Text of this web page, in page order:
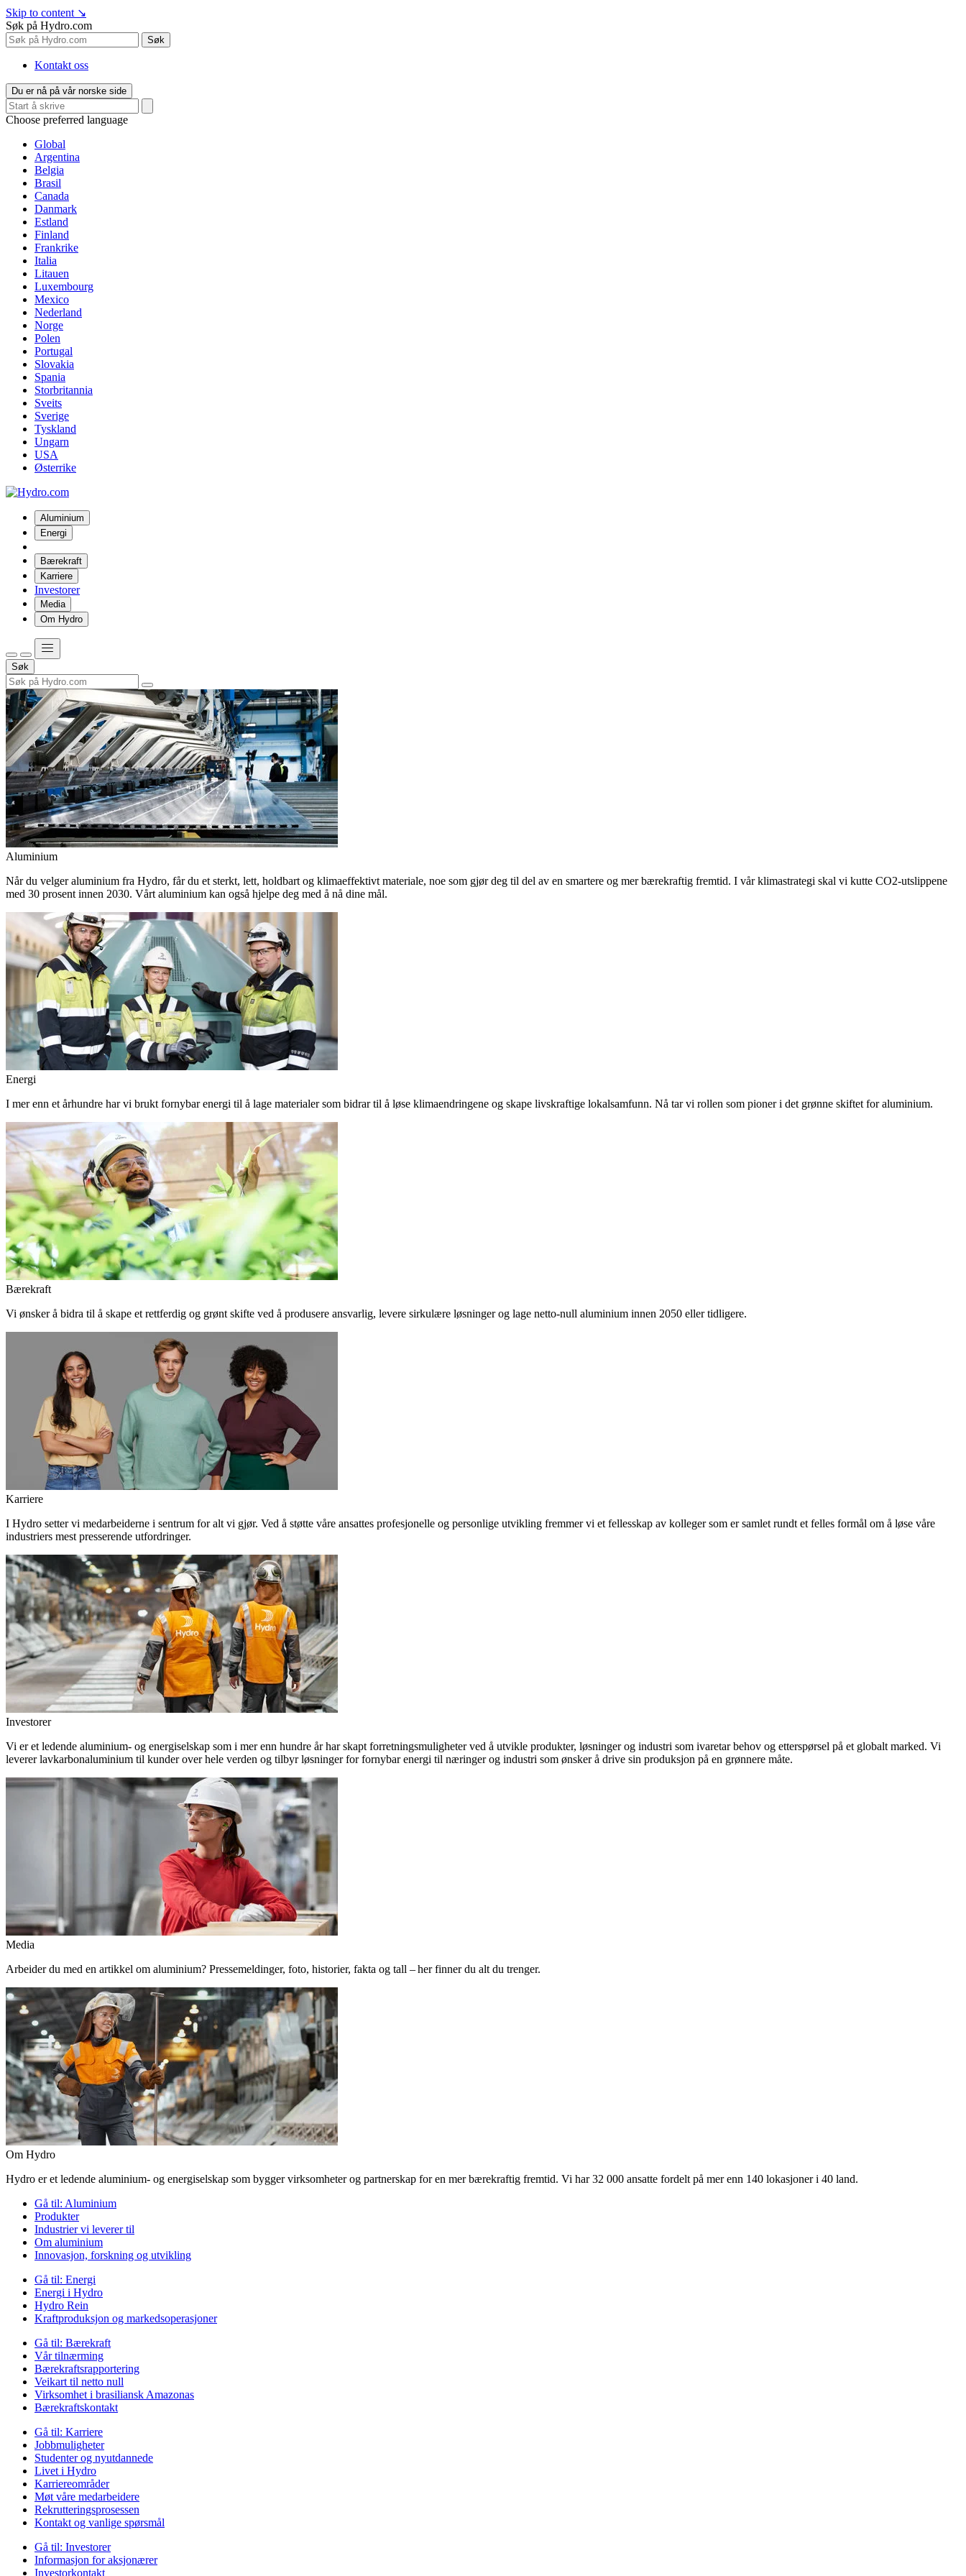
Skip to content ↘
Søk på Hydro.com
Søk
Kontakt oss
Du er nå på vår norske side
Choose preferred language
Global
Argentina
Belgia
Brasil
Canada
Danmark
Estland
Finland
Frankrike
Italia
Litauen
Luxembourg
Mexico
Nederland
Norge
Polen
Portugal
Slovakia
Spania
Storbritannia
Sveits
Sverige
Tyskland
Ungarn
USA
Østerrike
Aluminium
Energi
Bærekraft
Karriere
Investorer
Media
Om Hydro
Søk
Aluminium
Når du velger aluminium fra Hydro, får du et sterkt, lett, holdbart og klimaeffektivt materiale, noe som gjør deg til del av en smartere og mer bærekraftig fremtid. I vår klimastrategi skal vi kutte CO2-utslippene
med 30 prosent innen 2030. Vårt aluminium kan også hjelpe deg med å nå dine mål.
Energi
I mer enn et århundre har vi brukt fornybar energi til å lage materialer som bidrar til å løse klimaendringene og skape livskraftige lokalsamfunn. Nå tar vi rollen som pioner i det grønne skiftet for aluminium.
Bærekraft
Vi ønsker å bidra til å skape et rettferdig og grønt skifte ved å produsere ansvarlig, levere sirkulære løsninger og lage netto-null aluminium innen 2050 eller tidligere.
Karriere
I Hydro setter vi medarbeiderne i sentrum for alt vi gjør. Ved å støtte våre ansattes profesjonelle og personlige utvikling fremmer vi et fellesskap av kolleger som er samlet rundt et felles formål om å løse våre
industriers mest presserende utfordringer.
Investorer
Vi er et ledende aluminium- og energiselskap som i mer enn hundre år har skapt forretningsmuligheter ved å utvikle produkter, løsninger og industri som ivaretar behov og etterspørsel på et globalt marked. Vi
leverer lavkarbonaluminium til kunder over hele verden og tilbyr løsninger for fornybar energi til næringer og industri som ønsker å drive sin produksjon på en grønnere måte.
Media
Arbeider du med en artikkel om aluminium? Pressemeldinger, foto, historier, fakta og tall – her finner du alt du trenger.
Om Hydro
Hydro er et ledende aluminium- og energiselskap som bygger virksomheter og partnerskap for en mer bærekraftig fremtid. Vi har 32 000 ansatte fordelt på mer enn 140 lokasjoner i 40 land.
Gå til: Aluminium
Produkter
Industrier vi leverer til
Om aluminium
Innovasjon, forskning og utvikling
Gå til: Energi
Energi i Hydro
Hydro Rein
Kraftproduksjon og markedsoperasjoner
Gå til: Bærekraft
Vår tilnærming
Bærekraftsrapportering
Veikart til netto null
Virksomhet i brasiliansk Amazonas
Bærekraftskontakt
Gå til: Karriere
Jobbmuligheter
Studenter og nyutdannede
Livet i Hydro
Karriereområder
Møt våre medarbeidere
Rekrutteringsprosessen
Kontakt og vanlige spørsmål
Gå til: Investorer
Informasjon for aksjonærer
Investorkontakt